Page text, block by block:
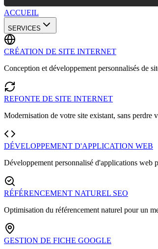
ACCUEIL
SERVICES
CRÉATION DE SITE INTERNET
Conception et développement personnalisés de
REFONTE DE SITE INTERNET
Modernisation de votre site existant, sans perdre
DÉVELOPPEMENT D'APPLICATION WEB
Développement personnalisé d'applications web
RÉFÉRENCEMENT NATUREL SEO
Optimisation du référencement naturel pour un
GESTION DE FICHE GOOGLE